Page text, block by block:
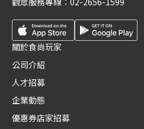
關於食尚玩家
公司介紹
人才招募
企業動態
優惠券店家招募